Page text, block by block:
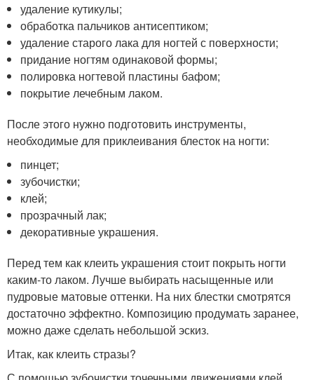
удаление кутикулы;
обработка пальчиков антисептиком;
удаление старого лака для ногтей с поверхности;
придание ногтям одинаковой формы;
полировка ногтевой пластины бафом;
покрытие лечебным лаком.
После этого нужно подготовить инструменты,
необходимые для приклеивания блесток на ногти:
пинцет;
зубочистки;
клей;
прозрачный лак;
декоративные украшения.
Перед тем как клеить украшения стоит покрыть ногти
каким-то лаком. Лучше выбирать насыщенные или
пудровые матовые оттенки. На них блестки смотрятся
достаточно эффектно. Композицию продумать заранее,
можно даже сделать небольшой эскиз.
Итак, как клеить стразы?